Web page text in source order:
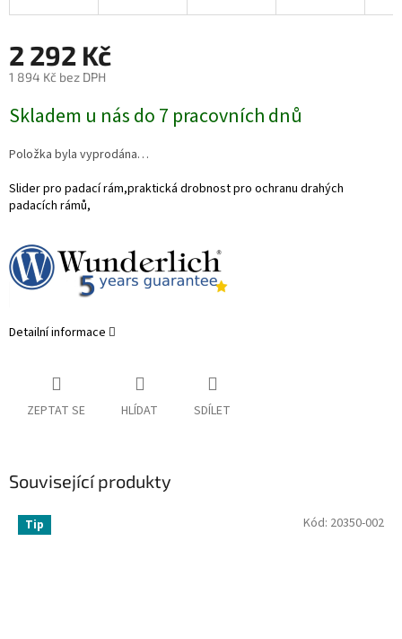
2 292 Kč
1 894 Kč bez DPH
cena:
Skladem u nás do 7 pracovních dnů
Položka byla vyprodána…
Slider pro padací rám,praktická drobnost pro ochranu drahých
padacích rámů,
Detailní informace
ZEPTAT SE HLÍDAT SDÍLET
Související produkty
Tip Kód: 20350-002